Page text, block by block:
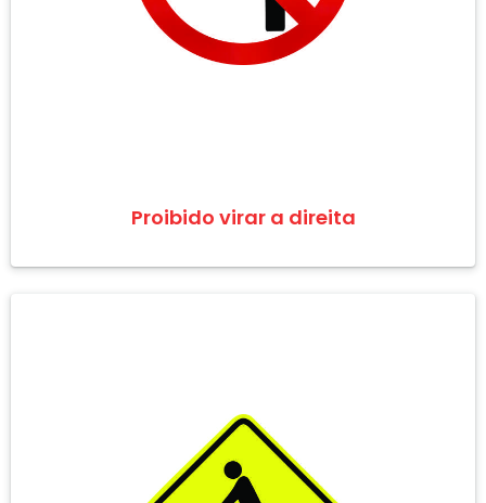
Proibido virar a direita